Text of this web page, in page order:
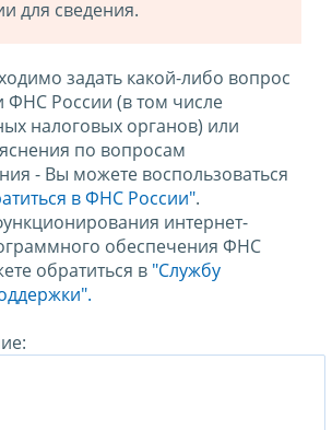
для сведения.
задать какой-либо вопрос
ФНС России (в том числе
налоговых органов) или
по вопросам
- Вы можете воспользоваться
в ФНС России".
интернет-
обеспечения ФНС
обратиться в "Службу